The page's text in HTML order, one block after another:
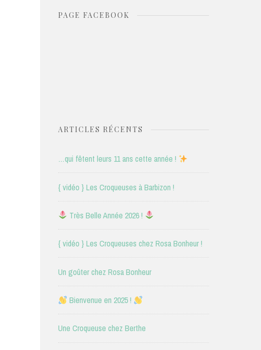
PAGE FACEBOOK
ARTICLES RÉCENTS
…qui fêtent leurs 11 ans cette année !
{ vidéo } Les Croqueuses à Barbizon !
Très Belle Année 2026 !
{ vidéo } Les Croqueuses chez Rosa Bonheur !
Un goûter chez Rosa Bonheur
Bienvenue en 2025 !
Une Croqueuse chez Berthe